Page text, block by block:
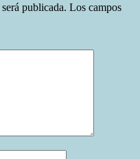
publicada. Los campos